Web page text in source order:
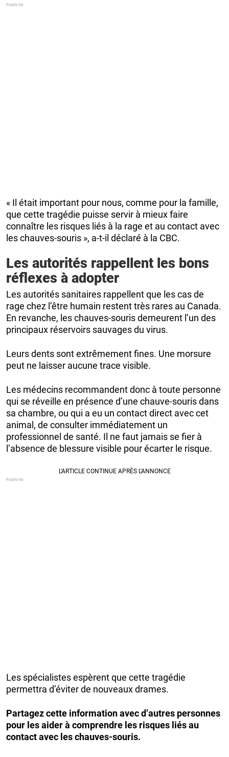
« Il était important pour nous, comme pour la famille,
que cette tragédie puisse servir à mieux faire
connaître les risques liés à la rage et au contact avec
les chauves-souris », a-t-il déclaré à la CBC.
Les autorités rappellent les bons
réflexes à adopter
Les autorités sanitaires rappellent que les cas de
rage chez l’être humain restent très rares au Canada.
En revanche, les chauves-souris demeurent l’un des
principaux réservoirs sauvages du virus.
Leurs dents sont extrêmement fines. Une morsure
peut ne laisser aucune trace visible.
Les médecins recommandent donc à toute personne
qui se réveille en présence d’une chauve-souris dans
sa chambre, ou qui a eu un contact direct avec cet
animal, de consulter immédiatement un
professionnel de santé. Il ne faut jamais se fier à
l’absence de blessure visible pour écarter le risque.
Les spécialistes espèrent que cette tragédie
permettra d’éviter de nouveaux drames.
Partagez cette information avec d’autres personnes
pour les aider à comprendre les risques liés au
contact avec les chauves-souris.